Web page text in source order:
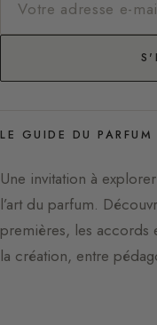
LE GUIDE DU
Une invitation à
l’art du parfum.
premières, les accords
la création, entre